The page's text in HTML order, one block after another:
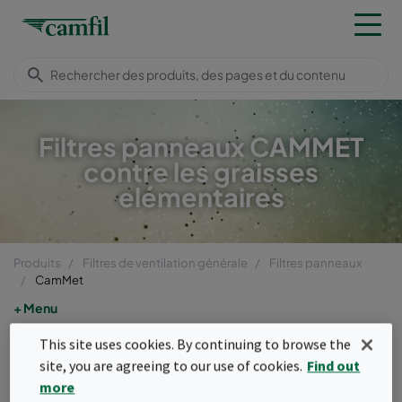
Filtres panneaux CAMMET
contre les graisses
elémentaires
Produits Filtres de ventilation générale
Filtres panneaux
CamMet
Menu
CamMet
Les panneaux métalliques sont utilisés en
This site uses cookies. By continuing to browse the
site, you are agreeing to our use of cookies. Find out
more